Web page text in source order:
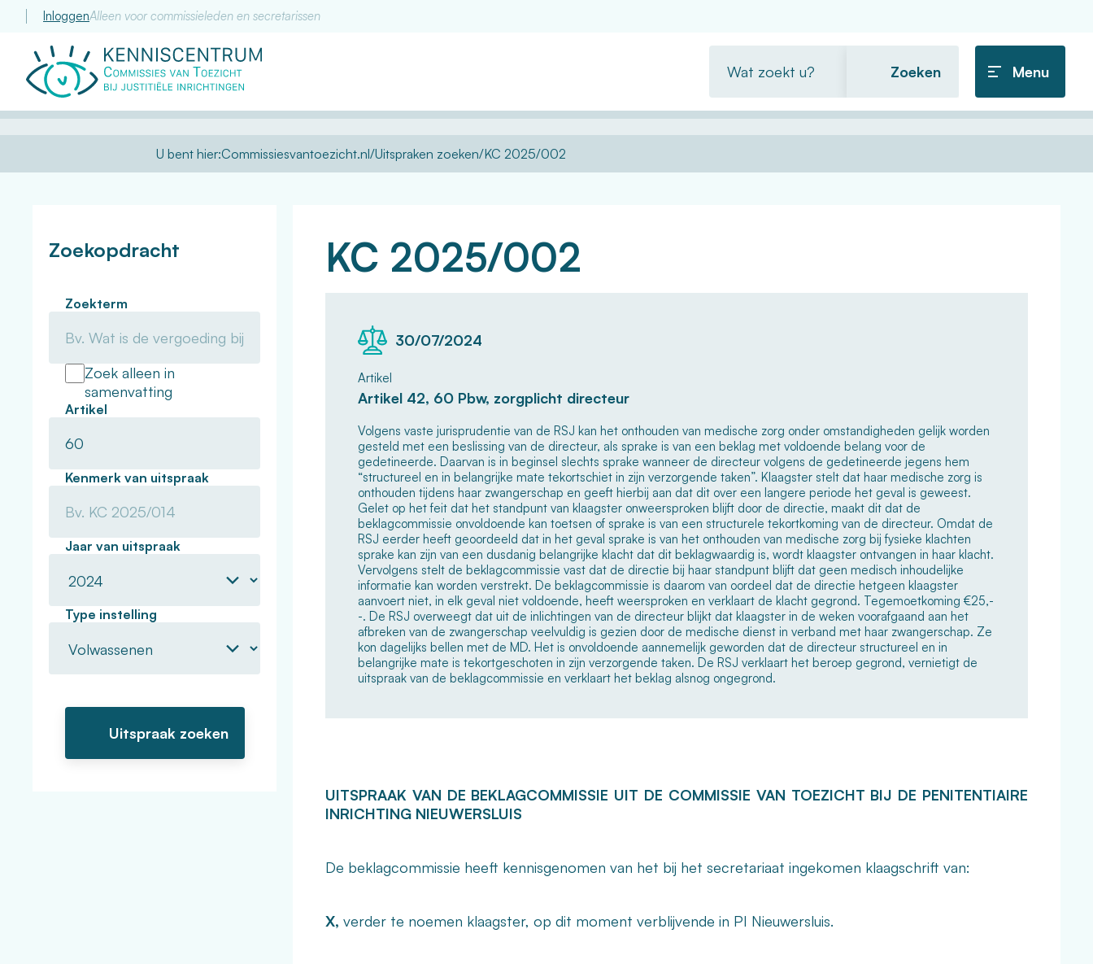
Commissie
zoekt
Menu
InloggenAlleen voor commissieleden en secretarissen
U bent hier:Commissiesvantoezicht.nl Uitspraken zoeken KC 2025/002
KC 2025/002
30/07/2024
Artikel
Artikel 42, 60 Pbw, zorgplicht directeur
Volgens vaste jurisprudentie van de RSJ kan het onthouden van medische zorg onder omstandigheden gelijk worden
gesteld met een beslissing van de directeur, als sprake is van een beklag met voldoende belang voor de
gedetineerde. Daarvan is in beginsel slechts sprake wanneer de directeur volgens de gedetineerde jegens hem
“structureel en in belangrijke mate tekortschiet in zijn verzorgende taken”. Klaagster stelt dat haar medische zorg is
onthouden tijdens haar zwangerschap en geeft hierbij aan dat dit over een langere periode het geval is geweest.
Gelet op het feit dat het standpunt van klaagster onweersproken blijft door de directie, maakt dit dat de
beklagcommissie onvoldoende kan toetsen of sprake is van een structurele tekortkoming van de directeur. Omdat de
RSJ eerder heeft geoordeeld dat in het geval sprake is van het onthouden van medische zorg bij fysieke klachten
sprake kan zijn van een dusdanig belangrijke klacht dat dit beklagwaardig is, wordt klaagster ontvangen in haar klacht.
Vervolgens stelt de beklagcommissie vast dat de directie bij haar standpunt blijft dat geen medisch inhoudelijke
informatie kan worden verstrekt. De beklagcommissie is daarom van oordeel dat de directie hetgeen klaagster
aanvoert niet, in elk geval niet voldoende, heeft weersproken en verklaart de klacht gegrond. Tegemoetkoming €25,-
-. De RSJ overweegt dat uit de inlichtingen van de directeur blijkt dat klaagster in de weken voorafgaand aan het
afbreken van de zwangerschap veelvuldig is gezien door de medische dienst in verband met haar zwangerschap. Ze
kon dagelijks bellen met de MD. Het is onvoldoende aannemelijk geworden dat de directeur structureel en in
belangrijke mate is tekortgeschoten in zijn verzorgende taken. De RSJ verklaart het beroep gegrond, vernietigt de
uitspraak van de beklagcommissie en verklaart het beklag alsnog ongegrond.
UITSPRAAK VAN DE BEKLAGCOMMISSIE UIT DE COMMISSIE VAN TOEZICHT BIJ DE PENITENTIAIRE
INRICHTING NIEUWERSLUIS
De beklagcommissie heeft kennisgenomen van het bij het secretariaat ingekomen klaagschrift van:
X, verder te noemen klaagster, op dit moment verblijvende in PI Nieuwersluis.
Zoekopdracht
Zoekterm
Zoek alleen in
samenvatting
Artikel
Kenmerk van uitspraak
Jaar van uitspraak
Type instelling